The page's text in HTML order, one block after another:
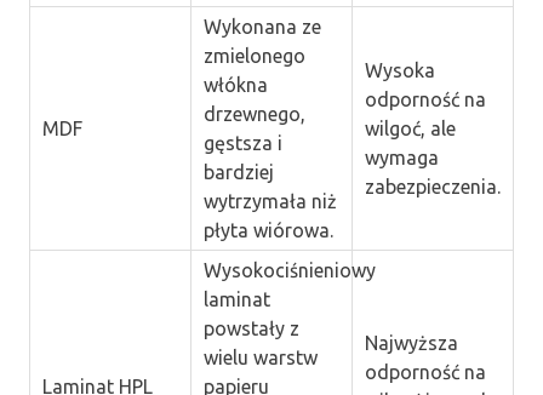
MDF
Wykonana ze
zmielonego
włókna
drzewnego,
gęstsza i
bardziej
wytrzymała niż
płyta wiórowa.
Wysoka
odporność na
wilgoć, ale
wymaga
zabezpieczenia.
Laminat HPL
Wysokociśnieniowy
laminat
powstały z
wielu warstw
papieru
Najwyższa
odporność na